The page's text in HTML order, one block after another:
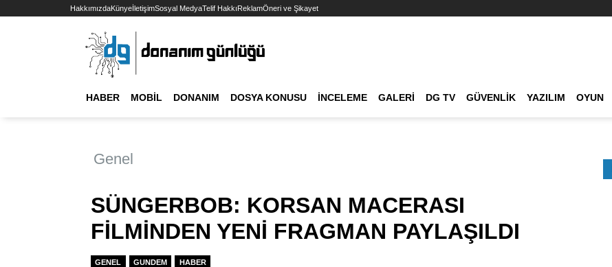
HakkımızdaKünyeİletişimSosyal MedyaTelif HakkıReklamÖneri ve Şikayet
HABER MOBIL DONANIM DOSYA KONUSU İNCELEME GALERI DG TV GÜVENLIK YAZILIM OYUN
Genel
SÜNGERBOB: KORSAN MACERASI
FİLMİNDEN YENİ FRAGMAN PAYLAŞILDI
GENEL GUNDEM HABER